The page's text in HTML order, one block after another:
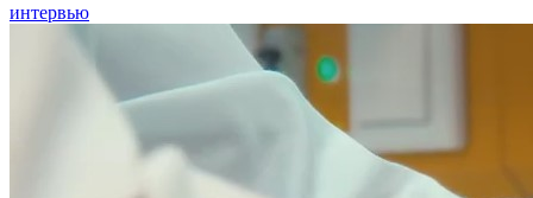
интервью